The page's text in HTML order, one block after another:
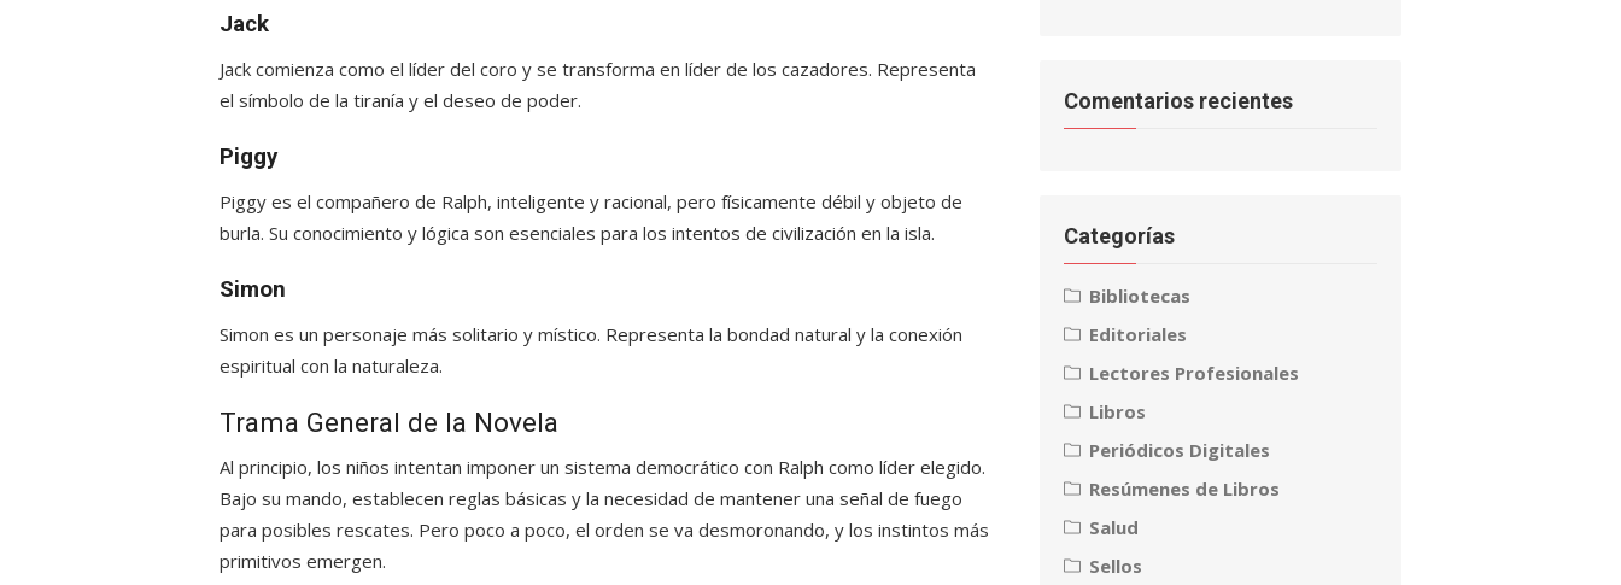
Jack
Jack comienza como el líder del coro y se transforma en líder de los cazadores. Representa
el símbolo de la tiranía y el deseo de poder.
Piggy
Piggy es el compañero de Ralph, inteligente y racional, pero físicamente débil y objeto de
burla. Su conocimiento y lógica son esenciales para los intentos de civilización en la isla.
Simon
Simon es un personaje más solitario y místico. Representa la bondad natural y la conexión
espiritual con la naturaleza.
Trama General de la Novela
Al principio, los niños intentan imponer un sistema democrático con Ralph como líder elegido.
Bajo su mando, establecen reglas básicas y la necesidad de mantener una señal de fuego
para posibles rescates. Pero poco a poco, el orden se va desmoronando, y los instintos más
primitivos emergen.
Comentarios recientes
Categorías
Bibliotecas
Editoriales
Lectores Profesionales
Libros
Periódicos Digitales
Resúmenes de Libros
Salud
Sellos